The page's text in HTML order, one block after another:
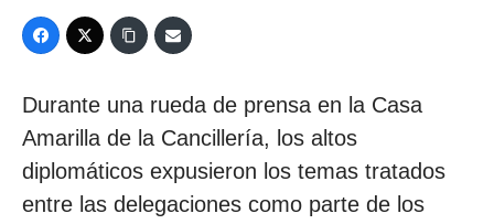
Durante una rueda de prensa en la Casa
Amarilla de la Cancillería, los altos
diplomáticos expusieron los temas tratados
entre las delegaciones como parte de los